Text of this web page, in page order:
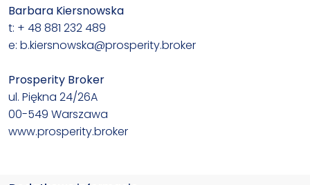
Barbara Kiersnowska
t: + 48 881 232 489
e: b.kiersnowska@prosperity.broker
Prosperity Broker
ul. Piękna 24/26A
00-549 Warszawa
www.prosperity.broker